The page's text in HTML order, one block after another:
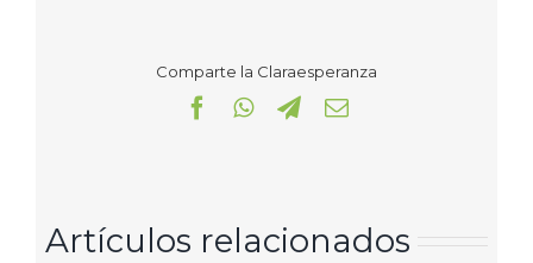
Comparte la Claraesperanza
Facebook
WhatsApp
Telegram
Correo
Artículos relacionados